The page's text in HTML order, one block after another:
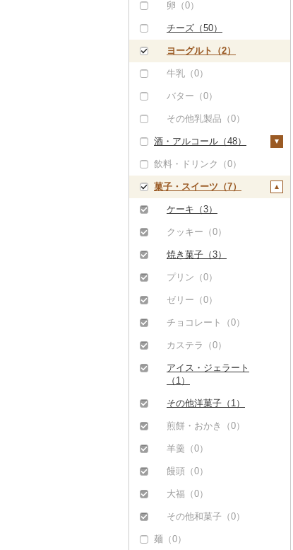
牛タン（0）
和牛（0）
黒毛和牛（0）
白老牛（0）
仙台牛（0）
米沢牛（0）
山形牛（0）
常陸牛（0）
上州牛（0）
飛騨牛（0）
近江牛（0）
神戸牛・神戸ビーフ
あか牛（0）
宮崎牛（0）
その他牛肉（精肉）
ビーフジャーキー
その他牛肉（加工品）
（1）
しゃぶしゃぶ（1）
焼肉（0）
アグー豚（0）
その他豚肉（精肉）
もつ鍋（0）
ハム（0）
ソーセージ・ウインナ
ー（1）
（0）
その他豚肉（加工品）
鹿肉（10）
馬肉（0）
羊肉・ラム肉（ジンギ
スカン）（1）
（2）
明太子・たらこ（0）
その他魚卵（0）
貝（0）
うなぎ（0）
鮮魚（0）
イカ・タコ（0）
海苔・海藻（0）
干物（0）
その他魚介・加工品
（2）
（0）
かまぼこ・練り製品
（0）
（2）
その他穀物加工品
パン（2）
トマト（1）
フルーツトマト（0）
ミニトマト（1）
その他トマト（0）
玉ねぎ（0）
ねぎ（0）
とうもろこし（0）
根菜（0）
アスパラガス（0）
豆（0）
きのこ（0）
その他野菜（0）
卵（0）
チーズ（50）
ヨーグルト（2）
牛乳（0）
バター（0）
その他乳製品（0）
酒・アルコール（48）
ビール・発泡酒（4
2）
ビール（0）
ール（18）
日本酒（0）
リングワイン（0）
（0）
甘酒（0）
飲料・ドリンク（0）
菓子・スイーツ（7）
ケーキ（3）
クッキー（0）
焼き菓子（3）
プリン（0）
ゼリー（0）
チョコレート（0）
カステラ（0）
アイス・ジェラート
（1）
その他洋菓子（1）
煎餅・おかき（0）
羊羹（0）
饅頭（0）
大福（0）
その他和菓子（0）
麺（0）